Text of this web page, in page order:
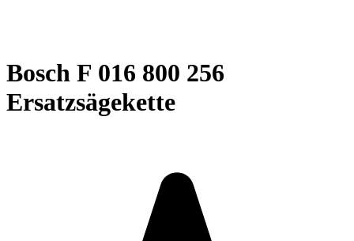
Bosch F 016 800 256
Ersatzsägekette